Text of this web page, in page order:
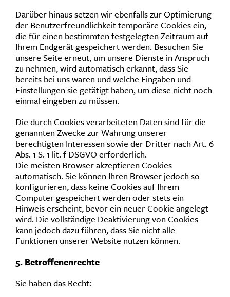
Darüber hinaus setzen wir ebenfalls zur Optimierung
der Benutzerfreundlichkeit temporäre Cookies ein,
die für einen bestimmten festgelegten Zeitraum auf
Ihrem Endgerät gespeichert werden. Besuchen Sie
unsere Seite erneut, um unsere Dienste in Anspruch
zu nehmen, wird automatisch erkannt, dass Sie
bereits bei uns waren und welche Eingaben und
Einstellungen sie getätigt haben, um diese nicht noch
einmal eingeben zu müssen.
Die durch Cookies verarbeiteten Daten sind für die
genannten Zwecke zur Wahrung unserer
berechtigten Interessen sowie der Dritter nach Art. 6
Abs. 1 S. 1 lit. f DSGVO erforderlich.
Die meisten Browser akzeptieren Cookies
automatisch. Sie können Ihren Browser jedoch so
konfigurieren, dass keine Cookies auf Ihrem
Computer gespeichert werden oder stets ein
Hinweis erscheint, bevor ein neuer Cookie angelegt
wird. Die vollständige Deaktivierung von Cookies
kann jedoch dazu führen, dass Sie nicht alle
Funktionen unserer Website nutzen können.
5. Betroffenenrechte
Sie haben das Recht: